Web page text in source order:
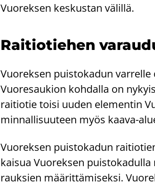
Vuo­rek­sen kes­kus­tan vä­lil­lä.
Rai­tio­tie­hen
Vuo­rek­sen puis­to­ka­dun
Vuo­re­sau­kion koh­dal­la on
rai­tio­tie toisi uuden ele­men­tin
min­nal­li­suu­teen myös kaava-​
Vuo­rek­sen puis­to­ka­dun
kai­sua Vuo­rek­sen
rauk­sien mää­rit­tä­mi­sek­si.